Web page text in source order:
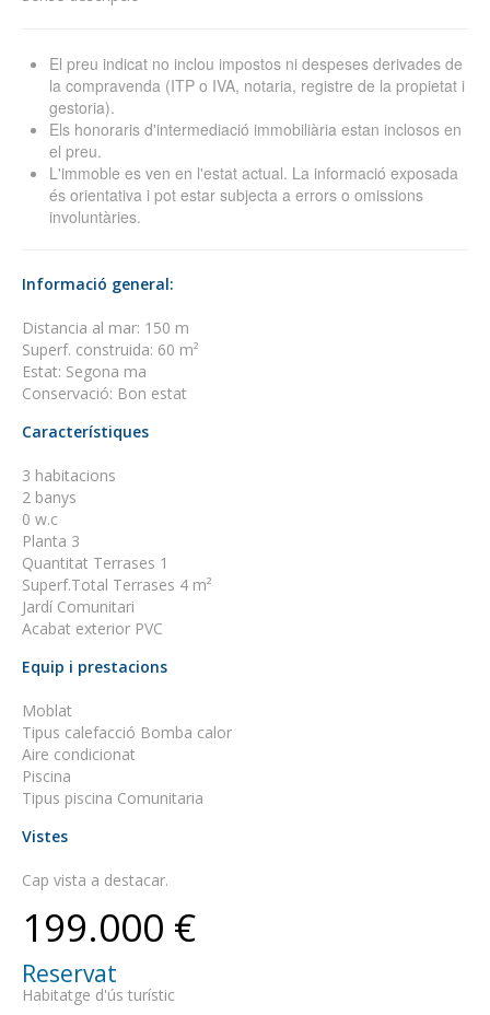
El preu indicat no inclou impostos ni despeses derivades de
la compravenda (ITP o IVA, notaria, registre de la propietat i
gestoria).
Els honoraris d'intermediació immobiliària estan inclosos en
el preu.
L'immoble es ven en l'estat actual. La informació exposada
és orientativa i pot estar subjecta a errors o omissions
involuntàries.
Informació general:
Distancia al mar: 150 m
Superf. construida: 60 m²
Estat: Segona ma
Conservació: Bon estat
Característiques
3 habitacions
2 banys
0 w.c
Planta 3
Quantitat Terrases 1
Superf.Total Terrases 4 m²
Jardí Comunitari
Acabat exterior PVC
Equip i prestacions
Moblat
Tipus calefacció Bomba calor
Aire condicionat
Piscina
Tipus piscina Comunitaria
Vistes
Cap vista a destacar.
199.000 €
Reservat
Habitatge d'ús turístic